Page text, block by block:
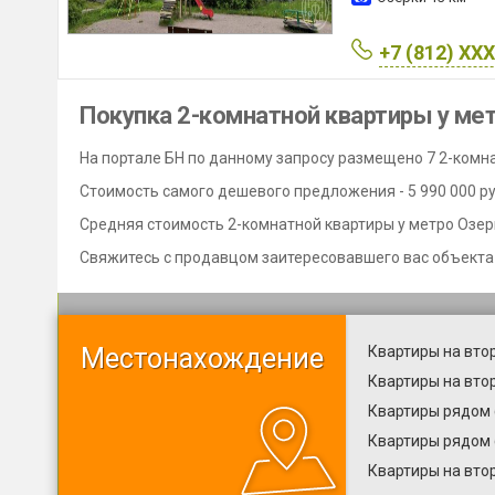
+7 (812)
Покупка 2-комнатной квартиры у
На портале БН по данному запросу размещено 7 2-
Стоимость самого дешевого предложения - 5 990 000
Средняя стоимость 2-комнатной квартиры у метро
Свяжитесь с продавцом заитересовавшего вас
Местонахождение
Квартиры на
Квартиры на
Квартиры рядом
Квартиры рядом
Квартиры на